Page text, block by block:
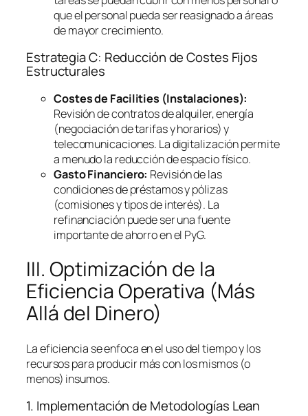
que el personal pueda ser reasignado a áreas
de mayor crecimiento.
Estrategia C: Reducción de Costes Fijos
Estructurales
Costes de Facilities (Instalaciones):
Revisión de contratos de alquiler, energía
(negociación de tarifas y horarios) y
telecomunicaciones. La digitalización permite
a menudo la reducción de espacio físico.
Gasto Financiero: Revisión de las
condiciones de préstamos y pólizas
(comisiones y tipos de interés). La
refinanciación puede ser una fuente
importante de ahorro en el PyG.
III. Optimización de la
Eficiencia Operativa (Más
Allá del Dinero)
La eficiencia se enfoca en el uso del tiempo y los
recursos para producir más con los mismos (o
menos) insumos.
1. Implementación de Metodologías Lean